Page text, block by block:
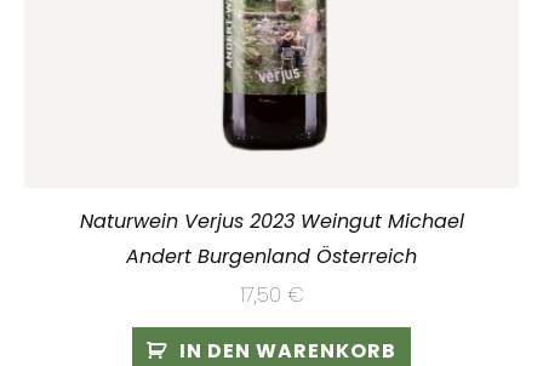
Naturwein Verjus 2023 Weingut Michael
Andert Burgenland Österreich
17,50 €
IN DEN WARENKORB